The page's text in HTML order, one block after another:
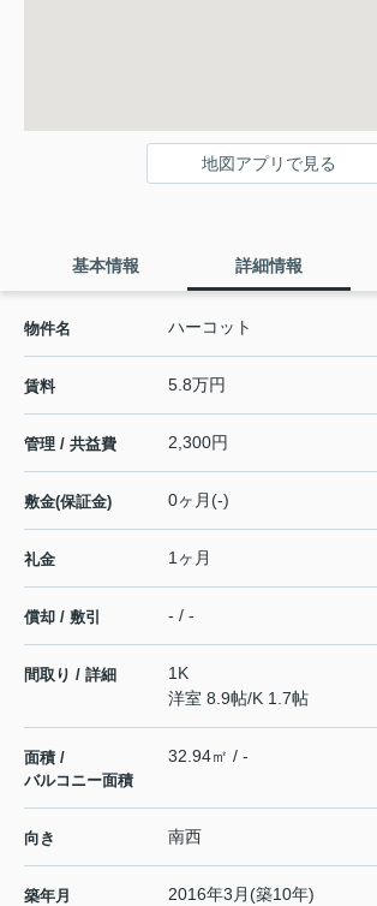
地図アプリで見る
基本情報 詳細情報
物件名 ハーコット
賃料 5.8万円
管理 / 共益費 2,300円
敷金(保証金) 0ヶ月(-)
礼金 1ヶ月
償却 / 敷引 - / -
間取り / 詳細
1K
洋室 8.9帖/K 1.7帖
面積 /
バルコニー面積
32.94㎡ / -
向き 南西
築年月 2016年3月(築10年)